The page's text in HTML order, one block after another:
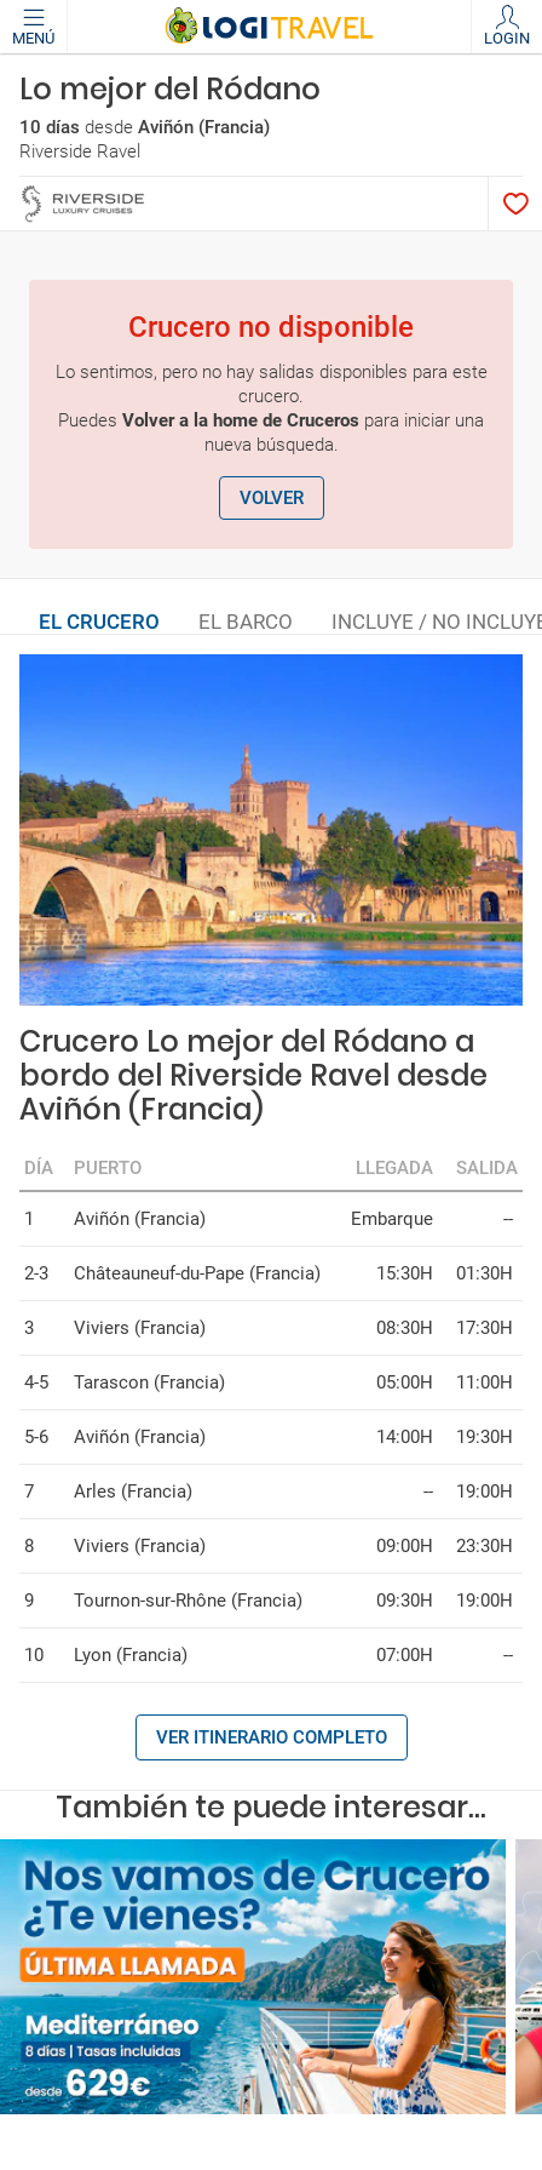
MENÚ LOGIN
Lo mejor del Ródano
10 días desde Aviñón (Francia)
Riverside Ravel
Crucero no disponible
Lo sentimos, pero no hay salidas disponibles para este
crucero.
Puedes Volver a la home de Cruceros para iniciar una
nueva búsqueda.
VOLVER
EL CRUCERO EL BARCO INCLUYE / NO
Crucero Lo mejor del Ródano a
bordo del Riverside Ravel desde
Aviñón (Francia)
DÍA PUERTO LLEGADA SALIDA
1 Aviñón (Francia) Embarque --
2-3 Châteauneuf-du-Pape (Francia) 15:30H 01:30H
3 Viviers (Francia) 08:30H 17:30H
4-5 Tarascon (Francia) 05:00H 11:00H
5-6 Aviñón (Francia) 14:00H 19:30H
7 Arles (Francia) -- 19:00H
8 Viviers (Francia) 09:00H 23:30H
9 Tournon-sur-Rhône (Francia) 09:30H 19:00H
10 Lyon (Francia) 07:00H --
VER ITINERARIO COMPLETO
También te puede interesar...